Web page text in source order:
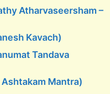
Atharvaseersham –
Kavach)
Tandava
Ashtakam Mantra)